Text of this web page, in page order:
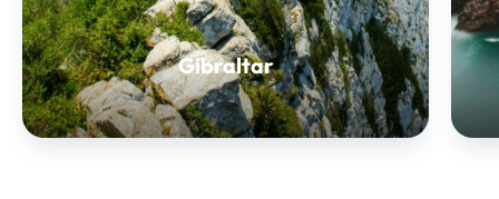
Gibraltar